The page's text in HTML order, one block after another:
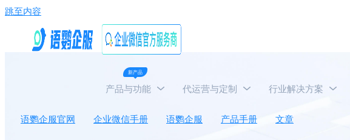
跳至内容
新产品
产品与功能 代运营与定制 行业解决方案
语鹦企服官网 企业微信手册 语鹦企服 产品手册 文章 企业微